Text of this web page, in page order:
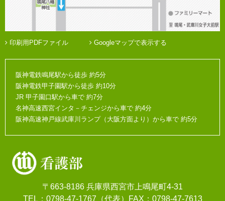
印刷用PDFファイル Googleマップで表示する
阪神電鉄鳴尾駅から徒歩 約5分
阪神電鉄甲子園駅から徒歩 約10分
JR 甲子園口駅から車で 約7分
名神高速西宮インタ－チェンジから車で 約4分
阪神高速神戸線武庫川ランプ（大阪方面より）から車で 約5分
〒663-8186 兵庫県西宮市上鳴尾町4-31
TEL： 0798-47-1767 （代表）FAX：0798-47-7613